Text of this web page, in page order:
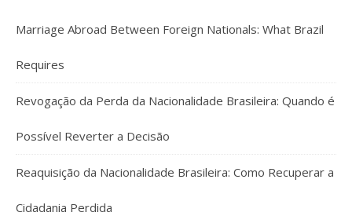
Marriage Abroad Between Foreign Nationals: What Brazil
Requires
Revogação da Perda da Nacionalidade Brasileira: Quando é
Possível Reverter a Decisão
Reaquisição da Nacionalidade Brasileira: Como Recuperar a
Cidadania Perdida